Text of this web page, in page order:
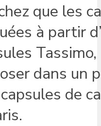
que les
à partir
dans un
de